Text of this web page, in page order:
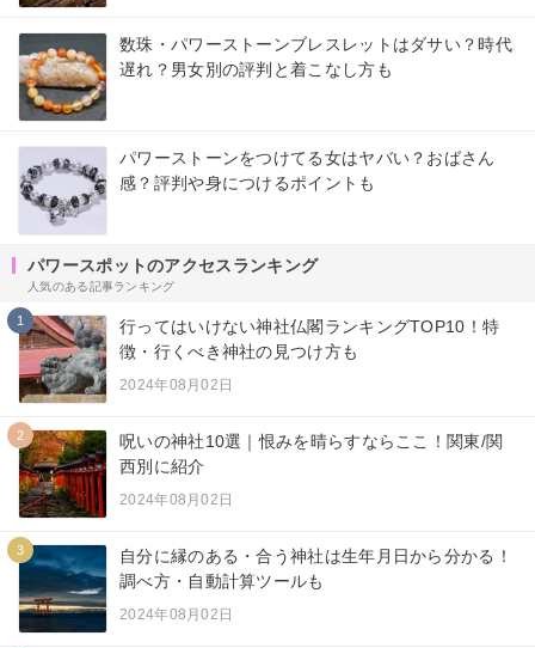
数珠・パワーストーンブレスレットはダサい？時代
遅れ？男女別の評判と着こなし方も
パワーストーンをつけてる女はヤバい？おばさん
感？評判や身につけるポイントも
パワースポットのアクセスランキング
人気のある記事ランキング
1
行ってはいけない神社仏閣ランキングTOP10！特
徴・行くべき神社の見つけ方も
2024年08月02日
2
呪いの神社10選｜恨みを晴らすならここ！関東/関
西別に紹介
2024年08月02日
3
自分に縁のある・合う神社は生年月日から分かる！
調べ方・自動計算ツールも
2024年08月02日